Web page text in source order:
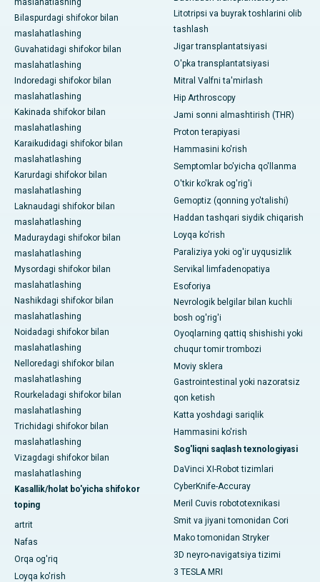
maslahatlashing
Bilaspurdagi shifokor bilan
maslahatlashing
Guvahatidagi shifokor bilan
maslahatlashing
Indoredagi shifokor bilan
maslahatlashing
Kakinada shifokor bilan
maslahatlashing
Karaikudidagi shifokor bilan
maslahatlashing
Karurdagi shifokor bilan
maslahatlashing
Laknaudagi shifokor bilan
maslahatlashing
Maduraydagi shifokor bilan
maslahatlashing
Mysordagi shifokor bilan
maslahatlashing
Nashikdagi shifokor bilan
maslahatlashing
Noidadagi shifokor bilan
maslahatlashing
Nelloredagi shifokor bilan
maslahatlashing
Rourkeladagi shifokor bilan
maslahatlashing
Trichidagi shifokor bilan
maslahatlashing
Vizagdagi shifokor bilan
maslahatlashing
Kasallik/holat bo'yicha shifokor
toping
artrit
Nafas
Orqa og'riq
Loyqa ko'rish
Litotripsi va buyrak toshlarini olib
tashlash
Jigar transplantatsiyasi
O'pka transplantatsiyasi
Mitral Valfni ta'mirlash
Hip Arthroscopy
Jami sonni almashtirish (THR)
Proton terapiyasi
Hammasini ko'rish
Semptomlar bo'yicha qo'llanma
O'tkir ko'krak og'rig'i
Gemoptiz (qonning yo'talishi)
Haddan tashqari siydik chiqarish
Loyqa ko'rish
Paraliziya yoki og'ir uyqusizlik
Servikal limfadenopatiya
Esoforiya
Nevrologik belgilar bilan kuchli
bosh og'rig'i
Oyoqlarning qattiq shishishi yoki
chuqur tomir trombozi
Moviy sklera
Gastrointestinal yoki nazoratsiz
qon ketish
Katta yoshdagi sariqlik
Hammasini ko'rish
Sog'liqni saqlash texnologiyasi
DaVinci XI-Robot tizimlari
CyberKnife-Accuray
Meril Cuvis robototexnikasi
Smit va jiyani tomonidan Cori
Mako tomonidan Stryker
3D neyro-navigatsiya tizimi
3 TESLA MRI